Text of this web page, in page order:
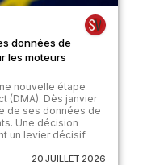
données de
les moteurs
nouvelle étape
(DMA). Dès janvier
de ses données de
Une décision
un levier décisif
20 JUILLET 2026